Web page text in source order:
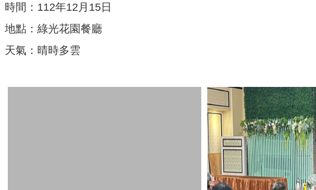
時間：112年12月15日
地點：綠光花園餐廳
天氣：晴時多雲